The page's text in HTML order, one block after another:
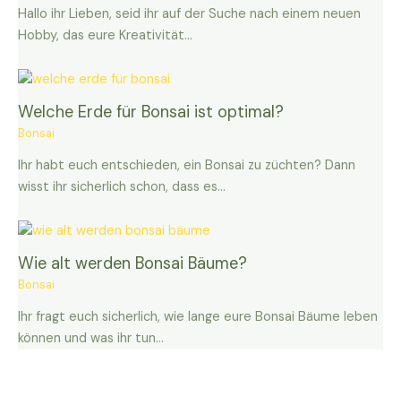
Hallo ihr Lieben, seid ihr auf der Suche nach einem neuen
Hobby, das eure Kreativität…
Welche Erde für Bonsai ist optimal?
Bonsai
Ihr habt euch entschieden, ein Bonsai zu züchten? Dann
wisst ihr sicherlich schon, dass es…
Wie alt werden Bonsai Bäume?
Bonsai
Ihr fragt euch sicherlich, wie lange eure Bonsai Bäume leben
können und was ihr tun…